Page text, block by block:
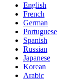
English
French
German
Portuguese
Spanish
Russian
Japanese
Korean
Arabic